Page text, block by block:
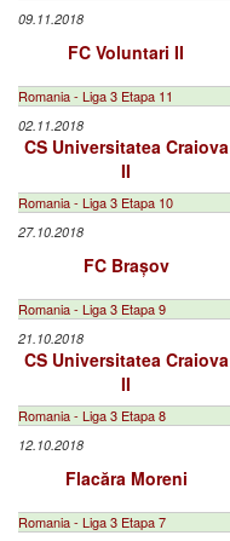
09.11.2018
FC Voluntari II
Romania - Liga 3 Etapa 11
02.11.2018
CS Universitatea Craiova
II
Romania - Liga 3 Etapa 10
27.10.2018
FC Brașov
Romania - Liga 3 Etapa 9
21.10.2018
CS Universitatea Craiova
II
Romania - Liga 3 Etapa 8
12.10.2018
Flacăra Moreni
Romania - Liga 3 Etapa 7